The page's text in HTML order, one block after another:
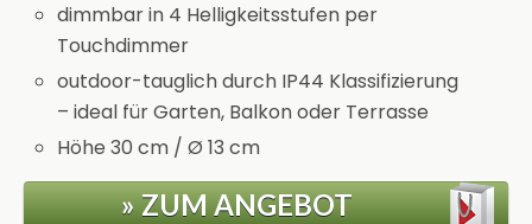
dimmbar in 4 Helligkeitsstufen per
Touchdimmer
outdoor-tauglich durch IP44 Klassifizierung
– ideal für Garten, Balkon oder Terrasse
Höhe 30 cm / Ø 13 cm
» ZUM ANGEBOT